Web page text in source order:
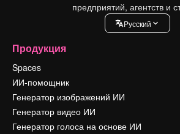
предприятий, агентств и
Pусский
Продукция
Spaces
ИИ-помощник
Генератор изображений ИИ
Генератор видео ИИ
Генератор голоса на основе ИИ